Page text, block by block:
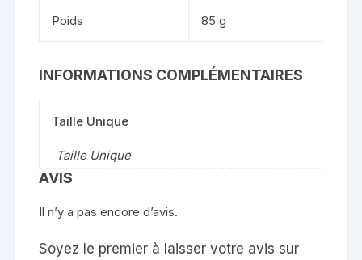
Poids 85 g
INFORMATIONS COMPLÉMENTAIRES
Taille Unique
Taille Unique
AVIS
Il n’y a pas encore d’avis.
Soyez le premier à laisser votre avis sur